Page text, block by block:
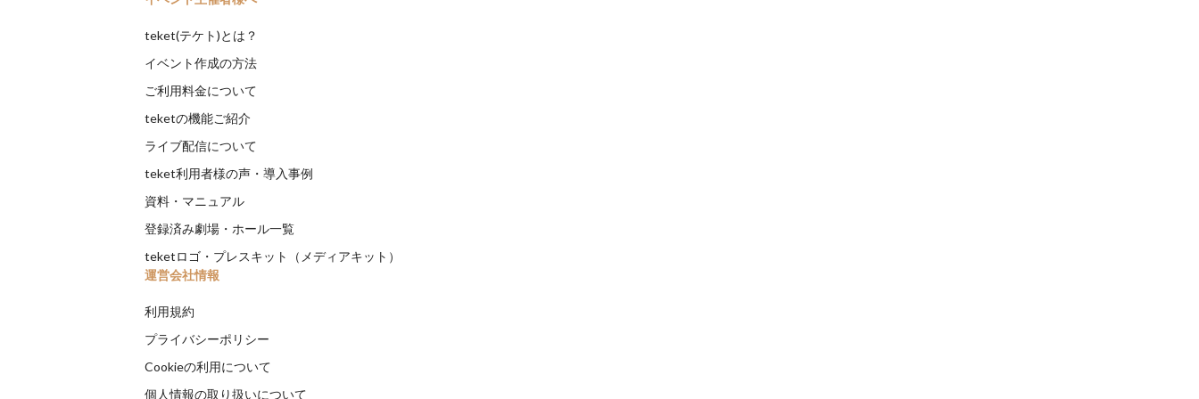
teket(テケト)とは？
イベント作成の方法
ご利用料金について
teketの機能ご紹介
ライブ配信について
teket利用者様の声・導入事例
資料・マニュアル
登録済み劇場・ホール一覧
teketロゴ・プレスキット（メディアキット）
運営会社情報
利用規約
プライバシーポリシー
Cookieの利用について
個人情報の取り扱いについて